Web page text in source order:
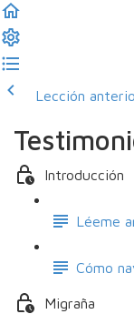
Lección
Introducción
Léeme
Cómo
Migraña